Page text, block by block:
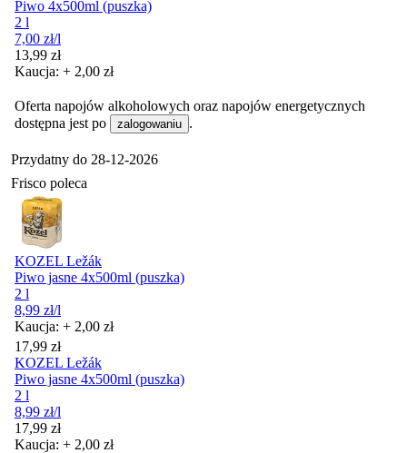
Piwo 4x500ml (puszka)
2 l
7,00 zł/l
Cena
13,99 zł
Kaucja: + 2,00 zł
Oferta napojów alkoholowych oraz napojów energetycznych
dostępna jest po
zalogowaniu .
Przydatny do 28-12-2026
Frisco poleca
KOZEL Ležák
Piwo jasne 4x500ml (puszka)
2 l
8,99 zł/l
Kaucja: + 2,00 zł
Cena
17,99 zł
KOZEL Ležák
Piwo jasne 4x500ml (puszka)
2 l
8,99 zł/l
Cena
17,99 zł
Kaucja: + 2,00 zł